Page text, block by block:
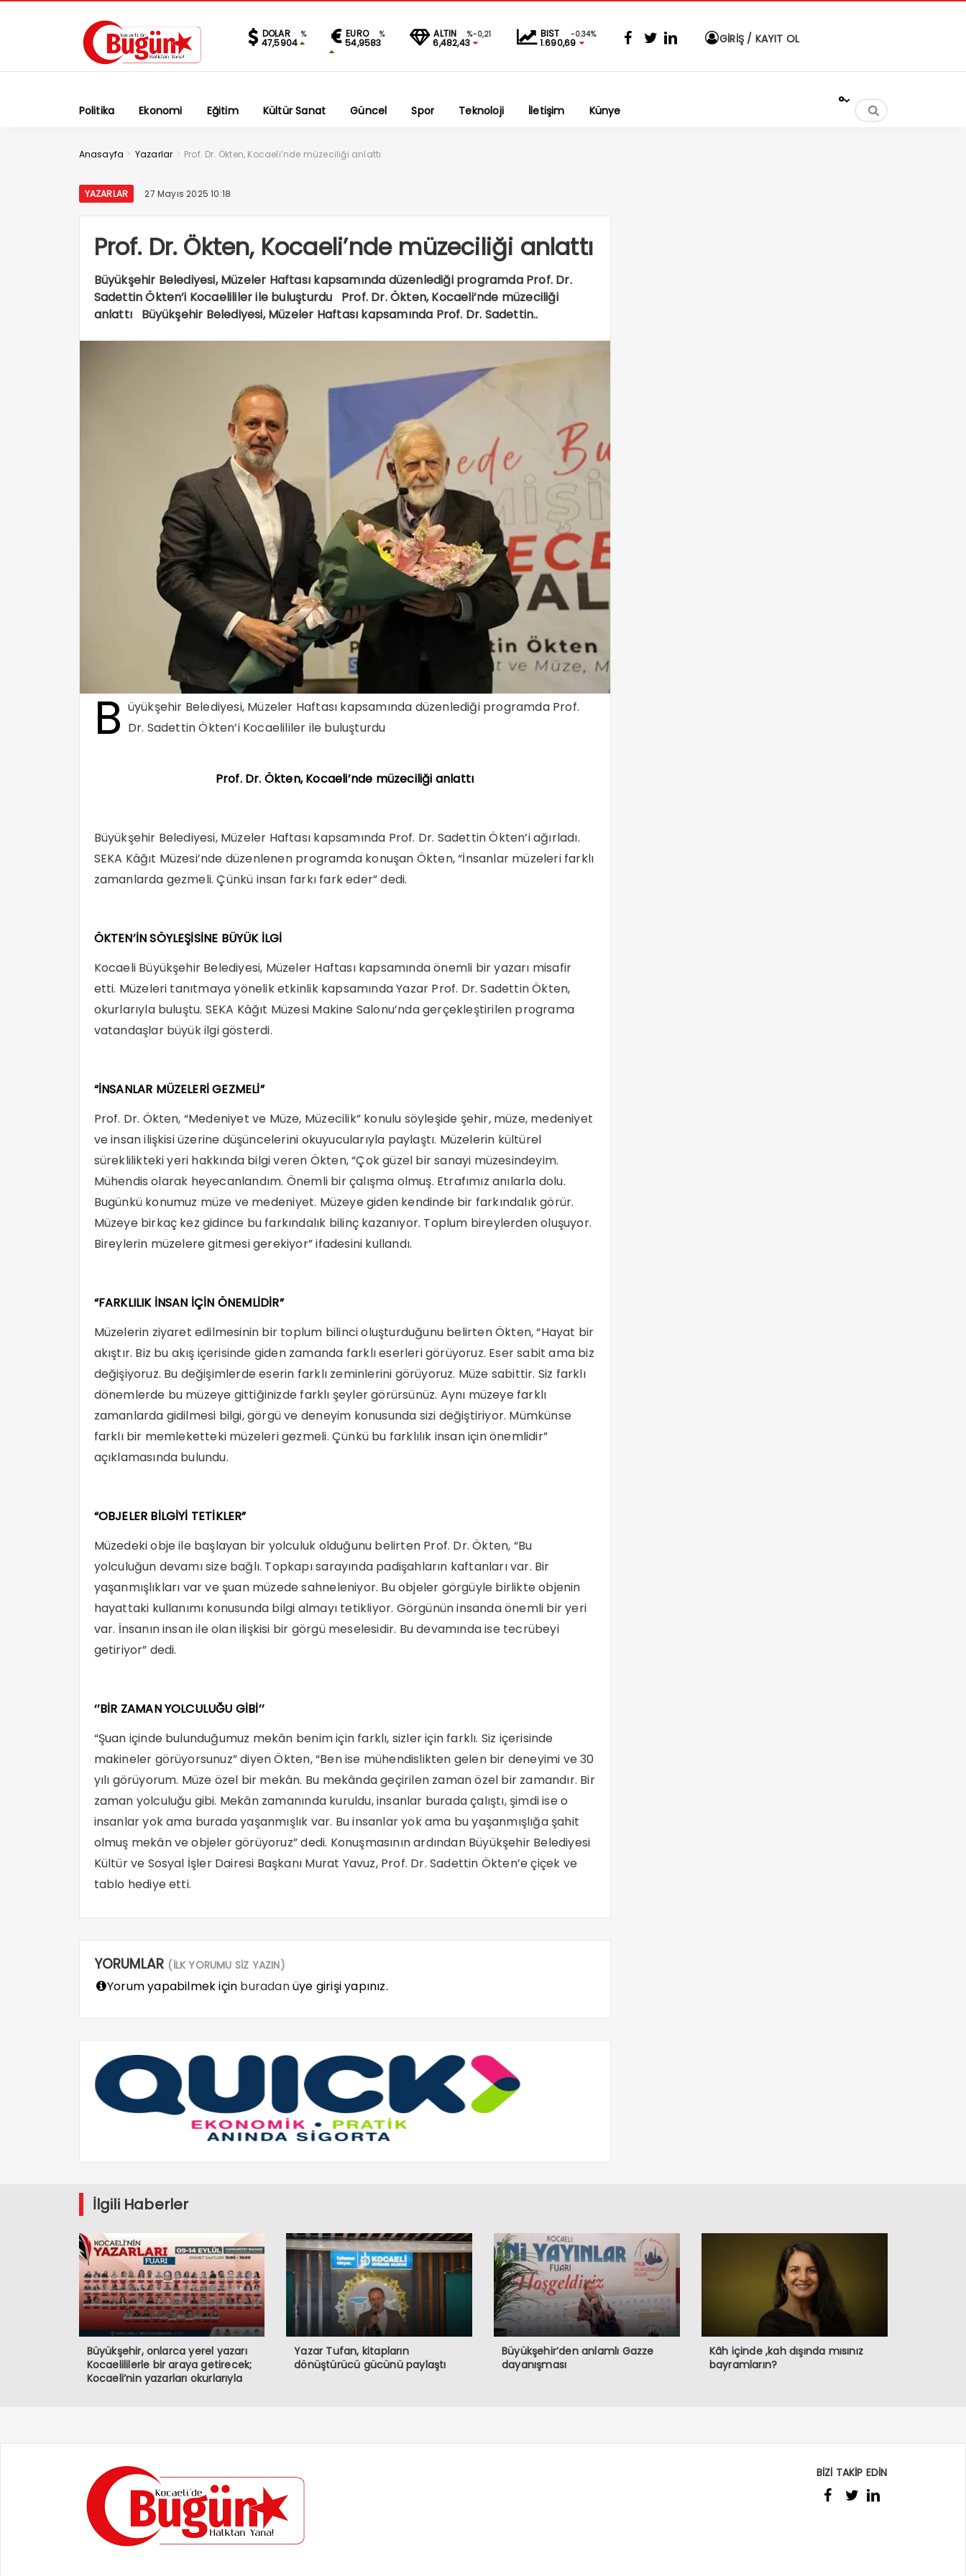
DOLAR %
47,5904
EURO %
54,9583
ALTIN %-0,21
6,482,43
BIST -0.34%
1.690,69 GİRİŞ / KAYIT OL
Politika Ekonomi Eğitim Kültür Sanat Güncel Spor Teknoloji İletişim Künye
°
Anasayfa > Yazarlar > Prof. Dr. Ökten, Kocaeli’nde müzeciliği anlattı
YAZARLAR 27 Mayıs 2025 10:18
Prof. Dr. Ökten, Kocaeli’nde müzeciliği anlattı
Büyükşehir Belediyesi, Müzeler Haftası kapsamında düzenlediği programda Prof. Dr.
Sadettin Ökten’i Kocaelililer ile buluşturdu Prof. Dr. Ökten, Kocaeli’nde müzeciliği
anlattı Büyükşehir Belediyesi, Müzeler Haftası kapsamında Prof. Dr. Sadettin..
B üyükşehir Belediyesi, Müzeler Haftası kapsamında düzenlediği programda Prof.
Dr. Sadettin Ökten’i Kocaelililer ile buluşturdu
Prof. Dr. Ökten, Kocaeli’nde müzeciliği anlattı
Büyükşehir Belediyesi, Müzeler Haftası kapsamında Prof. Dr. Sadettin Ökten’i ağırladı.
SEKA Kâğıt Müzesi’nde düzenlenen programda konuşan Ökten, “İnsanlar müzeleri farklı
zamanlarda gezmeli. Çünkü insan farkı fark eder” dedi.
ÖKTEN’İN SÖYLEŞİSİNE BÜYÜK İLGİ
Kocaeli Büyükşehir Belediyesi, Müzeler Haftası kapsamında önemli bir yazarı misafir
etti. Müzeleri tanıtmaya yönelik etkinlik kapsamında Yazar Prof. Dr. Sadettin Ökten,
okurlarıyla buluştu. SEKA Kâğıt Müzesi Makine Salonu’nda gerçekleştirilen programa
vatandaşlar büyük ilgi gösterdi.
“İNSANLAR MÜZELERİ GEZMELİ”
Prof. Dr. Ökten, “Medeniyet ve Müze, Müzecilik” konulu söyleşide şehir, müze, medeniyet
ve insan ilişkisi üzerine düşüncelerini okuyucularıyla paylaştı. Müzelerin kültürel
süreklilikteki yeri hakkında bilgi veren Ökten, “Çok güzel bir sanayi müzesindeyim.
Mühendis olarak heyecanlandım. Önemli bir çalışma olmuş. Etrafımız anılarla dolu.
Bugünkü konumuz müze ve medeniyet. Müzeye giden kendinde bir farkındalık görür.
Müzeye birkaç kez gidince bu farkındalık bilinç kazanıyor. Toplum bireylerden oluşuyor.
Bireylerin müzelere gitmesi gerekiyor” ifadesini kullandı.
“FARKLILIK İNSAN İÇİN ÖNEMLİDİR”
Müzelerin ziyaret edilmesinin bir toplum bilinci oluşturduğunu belirten Ökten, “Hayat bir
akıştır. Biz bu akış içerisinde giden zamanda farklı eserleri görüyoruz. Eser sabit ama biz
değişiyoruz. Bu değişimlerde eserin farklı zeminlerini görüyoruz. Müze sabittir. Siz farklı
dönemlerde bu müzeye gittiğinizde farklı şeyler görürsünüz. Aynı müzeye farklı
zamanlarda gidilmesi bilgi, görgü ve deneyim konusunda sizi değiştiriyor. Mümkünse
farklı bir memleketteki müzeleri gezmeli. Çünkü bu farklılık insan için önemlidir”
açıklamasında bulundu.
“OBJELER BİLGİYİ TETİKLER”
Müzedeki obje ile başlayan bir yolculuk olduğunu belirten Prof. Dr. Ökten, “Bu
yolculuğun devamı size bağlı. Topkapı sarayında padişahların kaftanları var. Bir
yaşanmışlıkları var ve şuan müzede sahneleniyor. Bu objeler görgüyle birlikte objenin
hayattaki kullanımı konusunda bilgi almayı tetikliyor. Görgünün insanda önemli bir yeri
var. İnsanın insan ile olan ilişkisi bir görgü meselesidir. Bu devamında ise tecrübeyi
getiriyor” dedi.
‘’BİR ZAMAN YOLCULUĞU GİBİ’’
“Şuan içinde bulunduğumuz mekân benim için farklı, sizler için farklı. Siz içerisinde
makineler görüyorsunuz” diyen Ökten, “Ben ise mühendislikten gelen bir deneyimi ve 30
yılı görüyorum. Müze özel bir mekân. Bu mekânda geçirilen zaman özel bir zamandır. Bir
zaman yolculuğu gibi. Mekân zamanında kuruldu, insanlar burada çalıştı, şimdi ise o
insanlar yok ama burada yaşanmışlık var. Bu insanlar yok ama bu yaşanmışlığa şahit
olmuş mekân ve objeler görüyoruz” dedi. Konuşmasının ardından Büyükşehir Belediyesi
Kültür ve Sosyal İşler Dairesi Başkanı Murat Yavuz, Prof. Dr. Sadettin Ökten’e çiçek ve
tablo hediye etti.
YORUMLAR (İLK YORUMU SİZ YAZIN)
Yorum yapabilmek için buradanüye girişi yapınız.
İlgili Haberler
Büyükşehir, onlarca yerel yazarı
Kocaelililerle bir araya getirecek;
Kocaeli’nin yazarları okurlarıyla
Yazar Tufan, kitapların
dönüştürücü gücünü paylaştı
Büyükşehir’den anlamlı Gazze
dayanışması
Kâh içinde ,kah dışında mısınız
bayramların?
BİZİ TAKİP EDİN